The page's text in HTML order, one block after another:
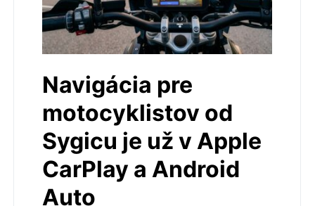
Navigácia pre
motocyklistov od
Sygicu je už v Apple
CarPlay a Android
Auto